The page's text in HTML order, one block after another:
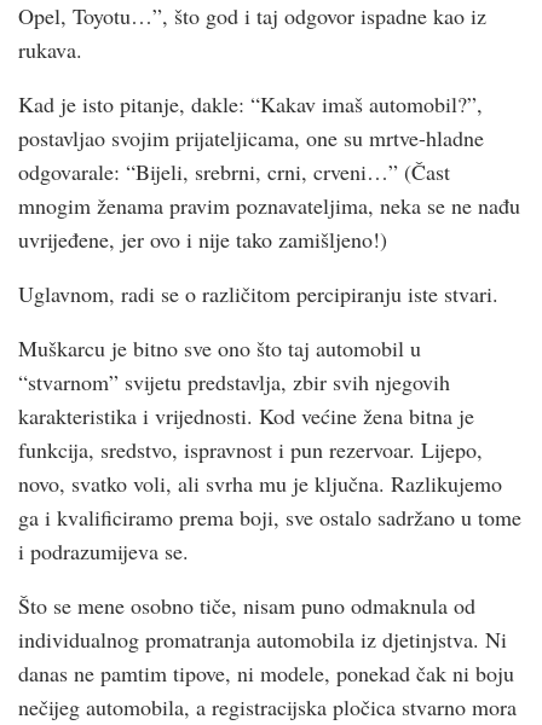
Opel, Toyotu…”, što god i taj odgovor ispadne kao iz
rukava.
Kad je isto pitanje, dakle: “Kakav imaš automobil?”,
postavljao svojim prijateljicama, one su mrtve-hladne
odgovarale: “Bijeli, srebrni, crni, crveni…” (Čast
mnogim ženama pravim poznavateljima, neka se ne nađu
uvrijeđene, jer ovo i nije tako zamišljeno!)
Uglavnom, radi se o različitom percipiranju iste stvari.
Muškarcu je bitno sve ono što taj automobil u
“stvarnom” svijetu predstavlja, zbir svih njegovih
karakteristika i vrijednosti. Kod većine žena bitna je
funkcija, sredstvo, ispravnost i pun rezervoar. Lijepo,
novo, svatko voli, ali svrha mu je ključna. Razlikujemo
ga i kvalificiramo prema boji, sve ostalo sadržano u tome
i podrazumijeva se.
Što se mene osobno tiče, nisam puno odmaknula od
individualnog promatranja automobila iz djetinjstva. Ni
danas ne pamtim tipove, ni modele, ponekad čak ni boju
nečijeg automobila, a registracijska pločica stvarno mora